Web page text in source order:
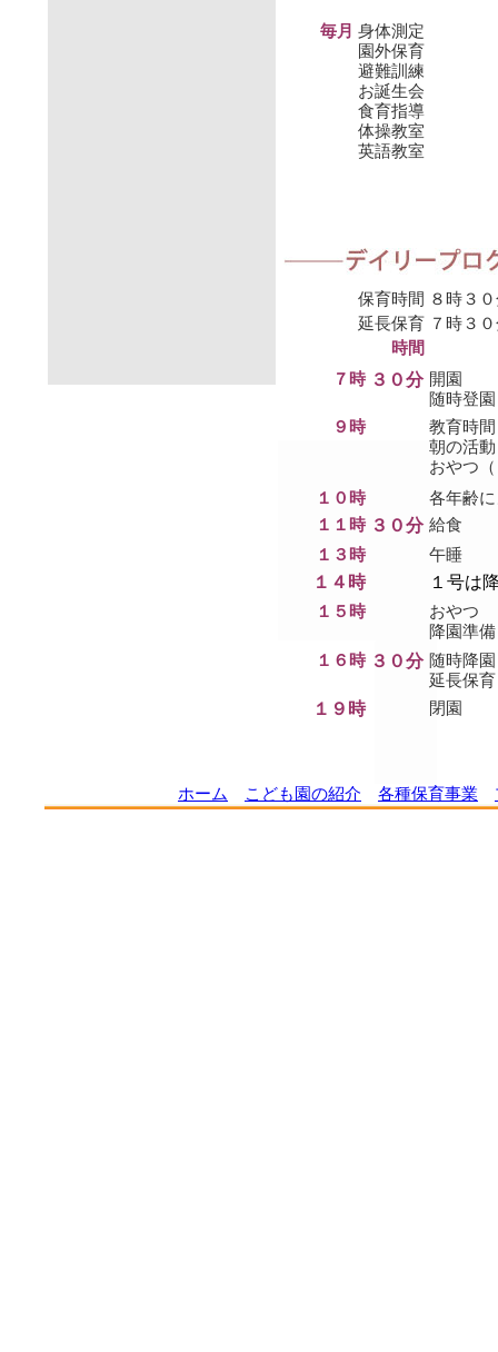
毎月 身体測定
園外保育
避難訓練
お誕生会
食育指導
体操教室
英語教室
保育時間 ８時３
延長保育 ７時３
時間
７時 ３０分 開園
随時登園
９時
教育時
朝の活動
おやつ
１０時
各年齢
１１時 ３０分 給食
１３時
午睡
１４時 １号は
１５時
おやつ
降園準備
１６時 ３０分 随時降園
延長保育
１９時 閉園
ホーム こども園の紹介 各種保育事業